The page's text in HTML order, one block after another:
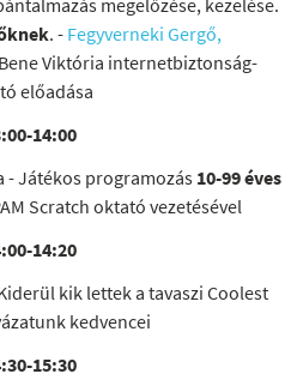
megelőzése, kezelése.
. - Fegyverneki Gergő,
Viktória internetbiztonság-
előadása
14:00
- Játékos programozás 10-99 éves
Scratch oktató vezetésével
14:20
kik lettek a tavaszi Coolest
kedvencei
15:30